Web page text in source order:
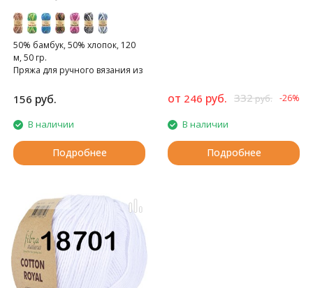
50% бамбук, 50% хлопок, 120
м, 50 гр.
Пряжа для ручного вязания из
156 руб.
В наличии
Подробнее
от 246 руб. 332руб. -26%
В наличии
Подробнее